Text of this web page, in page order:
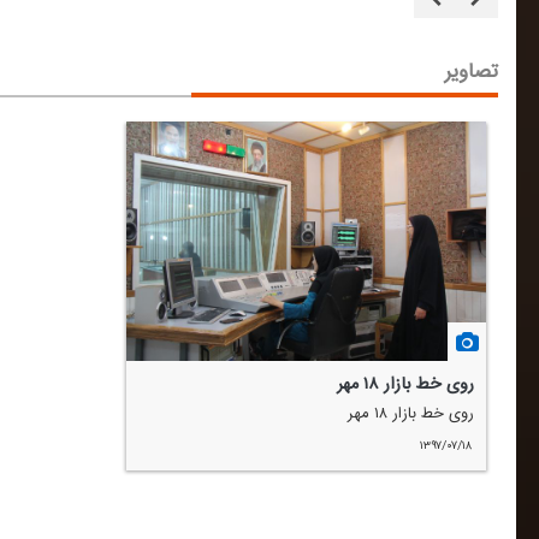
تصاویر
روی خط بازار ۱۸ مهر
روی خط بازار ۱۸ مهر
۱۳۹۷/۰۷/۱۸